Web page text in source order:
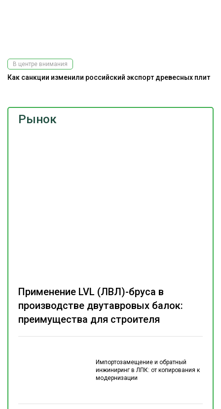
Рынок
Импортозамещение и обратный
инжиниринг в ЛПК: от копирования к
модернизации
Применение LVL (ЛВЛ)-бруса в
производстве двутавровых балок:
преимущества для строителя
В центре внимания
Как санкции изменили российский экспорт древесных плит